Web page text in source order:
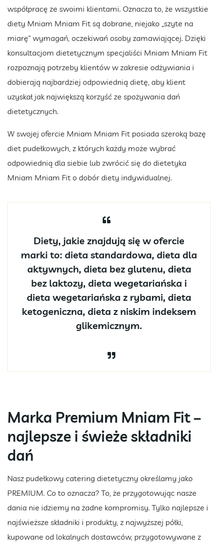
współpracę ze swoimi klientami. Oznacza to, że wszystkie
diety Mniam Mniam Fit są dobrane, niejako „szyte na
miarę” wymagań, oczekiwań osoby zamawiającej. Dzięki
konsultacjom dietetycznym specjaliści Mniam Mniam Fit
rozpoznają potrzeby klientów w zakresie odżywiania i
dobierają najbardziej odpowiednią dietę, aby klient
uzyskał jak największą korzyść ze spożywania dań
dietetycznych.
W swojej ofercie Mniam Mniam Fit posiada szeroką bazę
diet pudełkowych, z których każdy może wybrać
odpowiednią dla siebie lub zwrócić się do dietetyka
Mniam Mniam Fit o dobór diety indywidualnej.
Diety, jakie znajdują się w ofercie
marki to: dieta standardowa, dieta dla
aktywnych, dieta bez glutenu, dieta
bez laktozy, dieta wegetariańska i
dieta wegetariańska z rybami, dieta
ketogeniczna, dieta z niskim indeksem
glikemicznym.
Marka Premium Mniam Fit –
najlepsze i świeże składniki
dań
Nasz pudełkowy catering dietetyczny określamy jako
PREMIUM. Co to oznacza? To, że przygotowując nasze
dania nie idziemy na żadne kompromisy. Tylko najlepsze i
najświeższe składniki i produkty, z najwyższej półki,
kupowane od lokalnych dostawców, przygotowywane z